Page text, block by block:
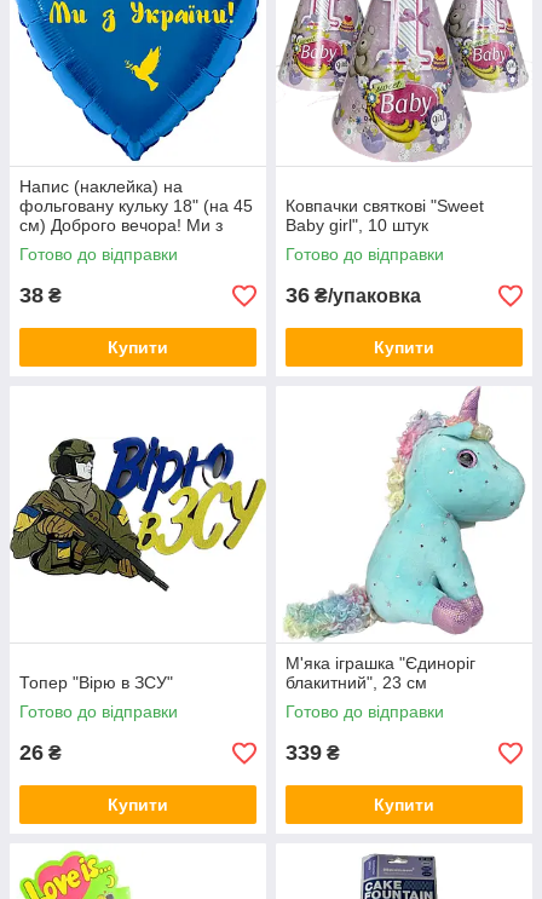
Напис (наклейка) на
фольговану кульку 18" (на 45
см) Доброго вечора! Ми з
України! (будь-який колір)
Готово до відправки
38 ₴
Купити
Ковпачки святкові "Sweet
Baby girl", 10 штук
Готово до відправки
36 ₴/упаковка
Купити
Топер "Вірю в ЗСУ"
Готово до відправки
26 ₴
Купити
М'яка іграшка "Єдиноріг
блакитний", 23 см
Готово до відправки
339 ₴
Купити